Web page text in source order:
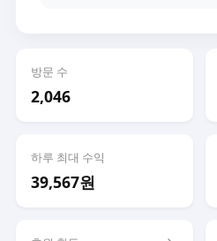
방문 수
2,046
하루 최대 수익
39,567원